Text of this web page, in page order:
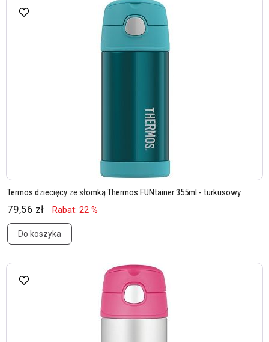
Termos dziecięcy ze słomką Thermos FUNtainer 355ml - turkusowy
79,56 zł Rabat: 22 %
Do koszyka